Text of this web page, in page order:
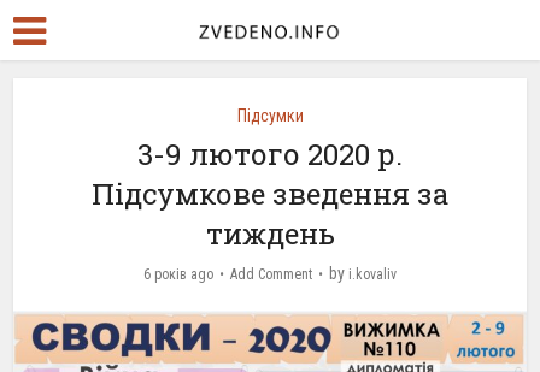
Підсумки
3-9 лютого 2020 р.
Підсумкове зведення за
тиждень
6 років ago Add Comment by i.kovaliv